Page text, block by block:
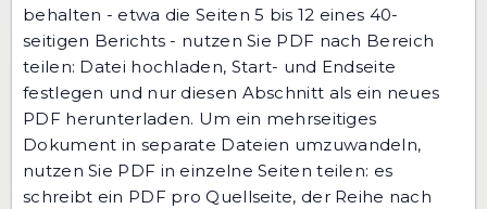
behalten - etwa die Seiten 5 bis 12 eines 40-
seitigen Berichts - nutzen Sie PDF nach Bereich
teilen: Datei hochladen, Start- und Endseite
festlegen und nur diesen Abschnitt als ein neues
PDF herunterladen. Um ein mehrseitiges
Dokument in separate Dateien umzuwandeln,
nutzen Sie PDF in einzelne Seiten teilen: es
schreibt ein PDF pro Quellseite, der Reihe nach